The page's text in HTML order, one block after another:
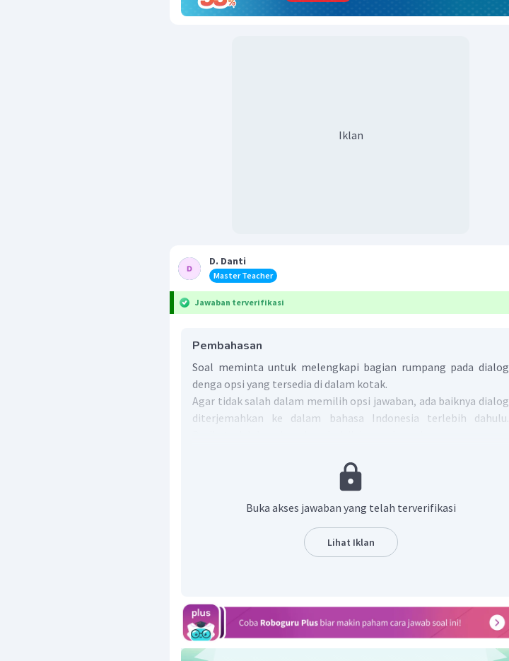
Iklan
D. Danti
Master Teacher
Jawaban terverifikasi
Pembahasan
Soal meminta untuk melengkapi bagian rumpang pada dialog
denga opsi yang tersedia di dalam kotak.
Agar tidak salah dalam memilih opsi jawaban, ada baiknya dialog
diterjemahkan ke dalam bahasa Indonesia terlebih dahulu.
Ya, apa yang kamu butuhkan?
Di mana itu?
untuk masing - masing bagian rumpang adalah sebagai berikut:
1.Can you help me= Dapatkah kamu menolongku?
2.I need a comb= Aku membutuhkan sebuah sisir.
3.It is on the table
Buka akses jawaban yang telah terverifikasi
Lihat Iklan